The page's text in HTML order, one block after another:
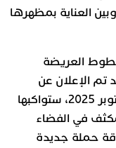
العناية بمظهرها
العريضة
تم الإعلان عن
إطلاق حملة كبرى لعلامة DCAP في أكتوبر 2025، ستواكبها
في الفضاء
ستشهد بداية 2026 انطلاقة حملة جديدة